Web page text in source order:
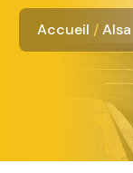
Accueil Alsa